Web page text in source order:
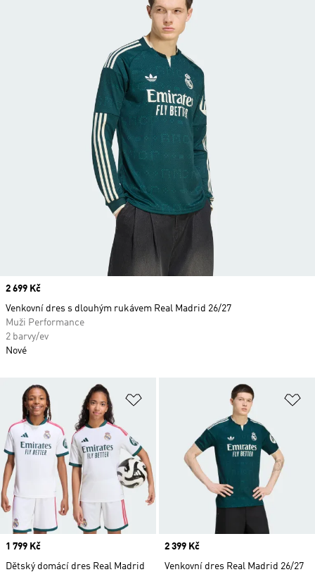
Přidat do seznamu přání
Price
1 799 Kč
Dětský domácí dres Real Madrid
Price
2 399 Kč
Venkovní dres Real Madrid 26/27
Price
2 699 Kč
Venkovní dres s dlouhým rukávem Real Madrid 26/27
Muži Performance
2 barvy/ev
Nové